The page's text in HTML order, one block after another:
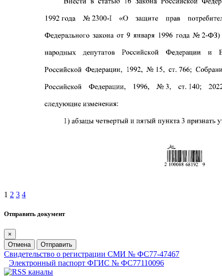
1 2 3 4
Отправить документ
×
Отмена
Отправить
Свидетельство о регистрации СМИ № ФС77-47467
Электронный паспорт ФГИС № ФС77110096